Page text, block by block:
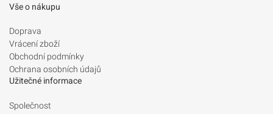
Vše o nákupu
Doprava
Vrácení zboží
Obchodní podmínky
Ochrana osobních údajů
Užitečné informace
Společnost